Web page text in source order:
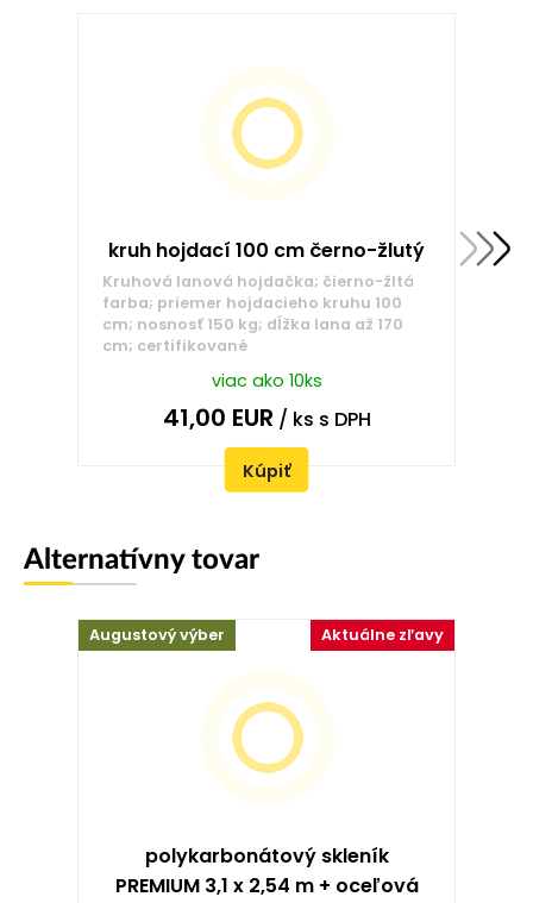
kruh hojdací 100 cm černo-žlutý
Kruhová lanová hojdačka; čierno-žltá
farba; priemer hojdacieho kruhu 100
cm; nosnosť 150 kg; dĺžka lana až 170
cm; certifikované
viac ako 10ks
41,00 EUR / ks s DPH
Kúpiť
Alternatívny tovar
Aktuálne zľavy
Augustový výber
polykarbonátový skleník
PREMIUM 3,1 x 2,54 m + oceľová